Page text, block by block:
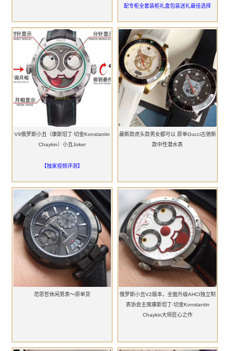
配专柜全套装柜礼盒包装送礼最佳选择
V9俄罗斯小丑（康斯坦丁·切金Konstantin
Chaykin）小丑Joker
【独家视频评测】
最新款虎头款男女都可以 原单Gucci古驰新
款中性潜水表
范思哲休闲男表～原单货
俄罗斯小丑V2版本，全面升级AHCI独立制
表协会主席康斯坦丁·切金Konstantin
Chaykin大师匠心之作